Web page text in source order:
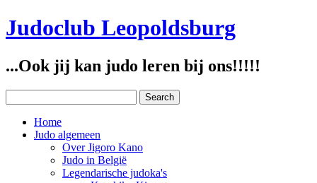
Judoclub Leopoldsburg
...Ook jij kan judo leren bij ons!!!!!
Home
Judo algemeen
Over Jigoro Kano
Judo in België
Legendarische judoka's